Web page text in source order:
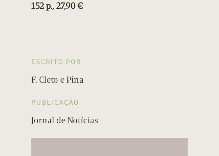
152 p., 27,90 €
ESCRITO POR
F. Cleto e Pina
PUBLICAÇÃO
Jornal de Notícias